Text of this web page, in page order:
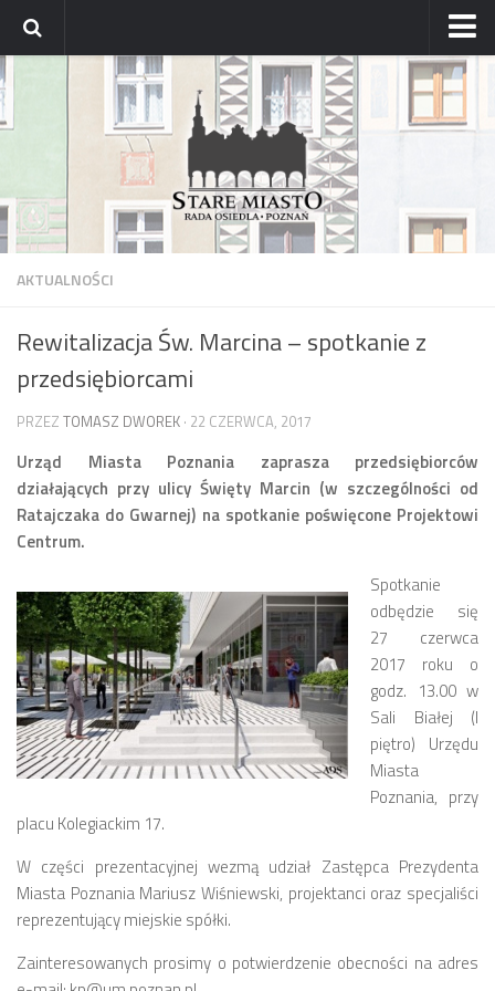
Strona główna
Archiwum aktualności
Archiwum bloga
Osiedle
Mapa osiedla
Dzielnicowi Starego Miasta
Urzędy
ZDM – awarie
Rada
Radni
Komisje i koordynatorzy
Dyżury
Sesje
Biuletyn
numer 6(16)/2022
numer 2-3(12-13)/2020
numer 1(11)/2020
numer 2-3(10)/2019
numer 1-2(9)/2019
numer 1(8)/2018
AKTUALNOŚCI
Rewitalizacja Św. Marcina – spotkanie z
przedsiębiorcami
PRZEZ TOMASZ DWOREK · 22 CZERWCA, 2017
Urząd Miasta Poznania zaprasza przedsiębiorców
działających przy ulicy Święty Marcin (w szczególności od
Ratajczaka do Gwarnej) na spotkanie poświęcone Projektowi
Centrum.
Spotkanie
odbędzie się
27 czerwca
2017 roku o
godz. 13.00 w
Sali Białej (I
piętro) Urzędu
Miasta
Poznania, przy
placu Kolegiackim 17.
W części prezentacyjnej wezmą udział Zastępca Prezydenta
Miasta Poznania Mariusz Wiśniewski, projektanci oraz specjaliści
reprezentujący miejskie spółki.
Zainteresowanych prosimy o potwierdzenie obecności na adres